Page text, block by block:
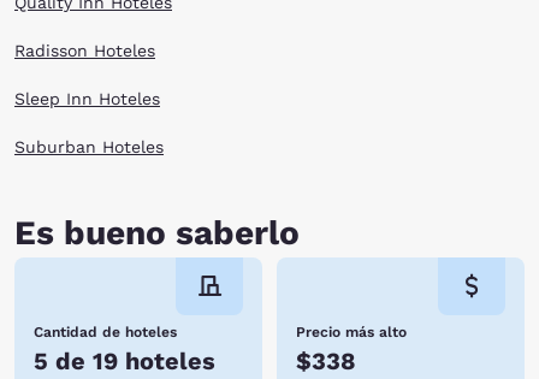
Radisson Hoteles
Sleep Inn Hoteles
Suburban Hoteles
Es bueno saberlo
Cantidad de hoteles
5 de 19 hoteles
Precio más alto
$338